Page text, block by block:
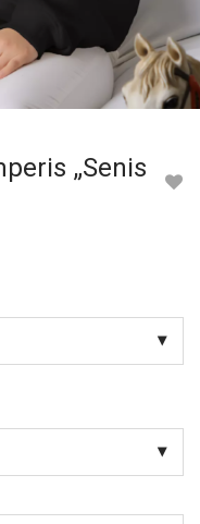
„Senis